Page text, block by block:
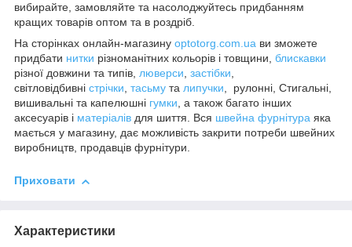
вибирайте, замовляйте та насолоджуйтесь придбанням
кращих товарів оптом та в роздріб.
На сторінках онлайн-магазину optotorg.com.ua ви зможете
придбати нитки різноманітних кольорів і товщини, блискавки
різної довжини та типів, люверси, застібки,
світловідбивні стрічки, тасьму та липучки, рулонні, Стигальні,
вишивальні та капелюшні гумки, а також багато інших
аксесуарів і матеріалів для шиття. Вся швейна фурнітура яка
мається у магазину, дає можливість закрити потреби швейних
виробництв, продавців фурнітури.
Приховати
Характеристики